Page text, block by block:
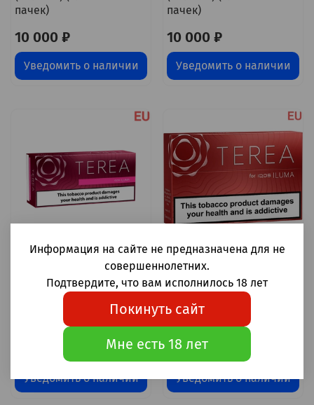
пачек)
10 000 ₽
Уведомить о наличии
пачек)
10 000 ₽
Уведомить о наличии
Стики Terea Russet -
обжаренный табак
(Польша) (блок - 10
Уведомить о наличии
Стики Terea Sienna табак
с чайными и
древесными оттенками
(Польша) (блок - 10
10 000 ₽
Уведомить о наличии
Информация на сайте не предназначена для не
совершеннолетних.
Подтвердите, что вам исполнилось 18 лет
Покинуть сайт
Мне есть 18 лет